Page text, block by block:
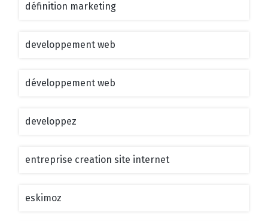
définition marketing
developpement web
développement web
developpez
entreprise creation site internet
eskimoz